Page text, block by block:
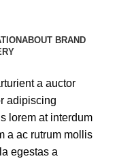
ABOUT BRAND
a auctor
adipiscing
lorem at interdum
a ac rutrum mollis
egestas a